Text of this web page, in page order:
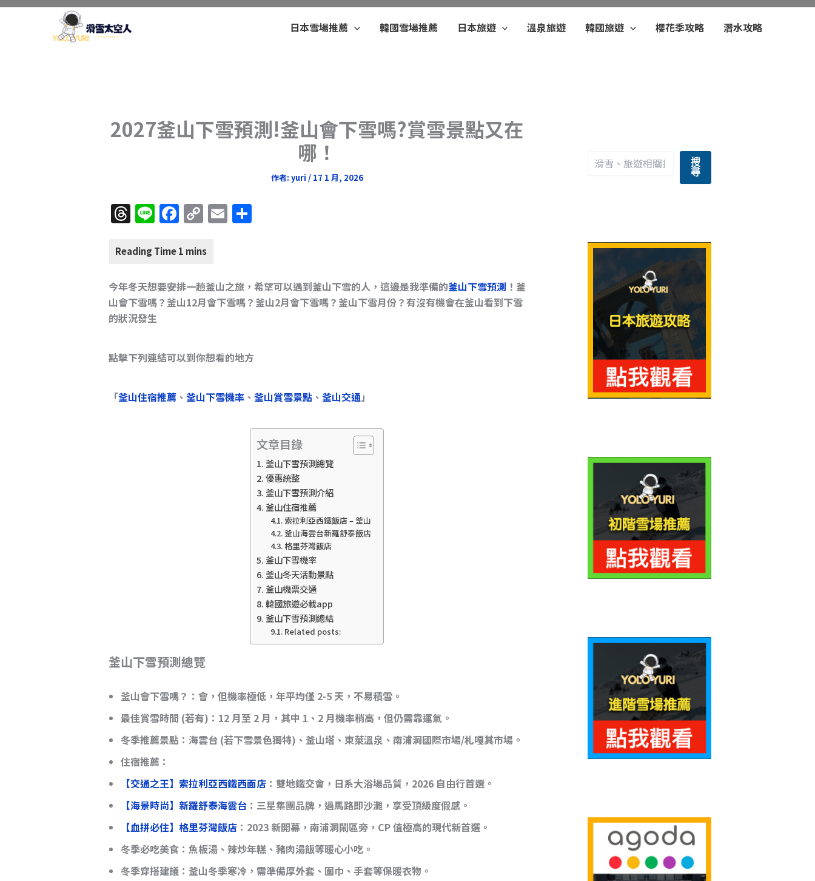
跳
日本雪場推薦 韓國雪場推薦 日本旅遊 溫泉旅遊 韓國旅遊 櫻花季攻略 潛水攻略
2027釜山下雪預測!釜山會下雪嗎?賞雪景點又在
哪！
作者: yuri / 17 1 月, 2026
T
h
re
d
s
Li
n
e
F
a
c
b
o
k
C
o
p
Li
n
E
m
分
今年冬天想要安排一趟釜山之旅，希望可以遇到釜山下雪的人，這邊是我準備的釜山下雪預測 ！釜
山會下雪嗎？釜山12月會下雪嗎？釜山2月會下雪嗎？釜山下雪月份？有沒有機會在釜山看到下雪
的狀況發生
點擊下列連結可以到你想看的地方
「釜山住宿推薦、 釜山下雪機率、 釜山賞雪景點 、 釜山交通 」
文章目錄
釜山下雪預測總覽
優惠統整
釜山下雪預測介紹
釜山住宿推薦
索拉利亞西鐵飯店 – 釜山
釜山海雲台新羅舒泰飯店
格里芬灣飯店
釜山下雪機率
釜山冬天活動景點
釜山機票交通
韓國旅遊必載app
釜山下雪預測總結
Related posts:
釜山下雪預測總覽
釜山會下雪嗎？ ：會，但機率極低，年平均僅 2-5 天，不易積雪。
最佳賞雪時間 (若有) ：12 月至 2 月，其中 1、2 月機率稍高，但仍需靠運氣。
冬季推薦景點 ：海雲台 (若下雪景色獨特)、釜山塔、東萊溫泉、南浦洞國際市場/札嘎其市場。
住宿推薦：
【交通之王】索拉利亞西鐵西面店：雙地鐵交會，日系大浴場品質，2026 自由行首選。
【海景時尚】新羅舒泰海雲台：三星集團品牌，過馬路即沙灘，享受頂級度假感。
【血拼必住】格里芬灣飯店：2023 新開幕，南浦洞鬧區旁，CP 值極高的現代新首選。
冬季必吃美食：魚板湯、辣炒年糕、豬肉湯飯等暖心小吃。
冬季穿搭建議：釜山冬季寒冷，需準備厚外套、圍巾、手套等保暖衣物。
搜
尋